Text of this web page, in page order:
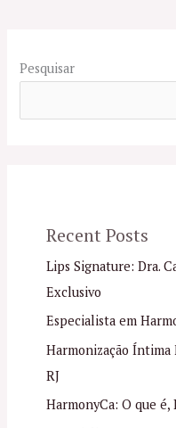
Pesquisar
Recent Posts
Lips Signature: Dra.
Exclusivo
Especialista em
Harmonização Íntima
RJ
HarmonyCa: O que é,